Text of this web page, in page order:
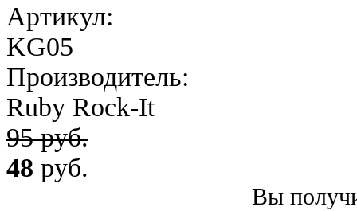
Артикул:
KG05
Производитель:
Ruby Rock-It
95 руб.
48 руб.
Вы